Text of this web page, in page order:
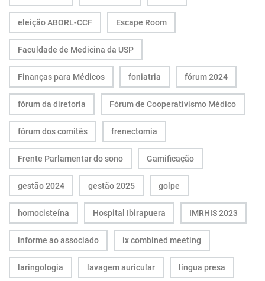
eleição ABORL-CCF Escape Room
Faculdade de Medicina da USP
Finanças para Médicos foniatria fórum 2024
fórum da diretoria Fórum de Cooperativismo Médico
fórum dos comitês frenectomia
Frente Parlamentar do sono Gamificação
gestão 2024 gestão 2025 golpe
homocisteína Hospital Ibirapuera IMRHIS 2023
informe ao associado ix combined meeting
laringologia lavagem auricular língua presa